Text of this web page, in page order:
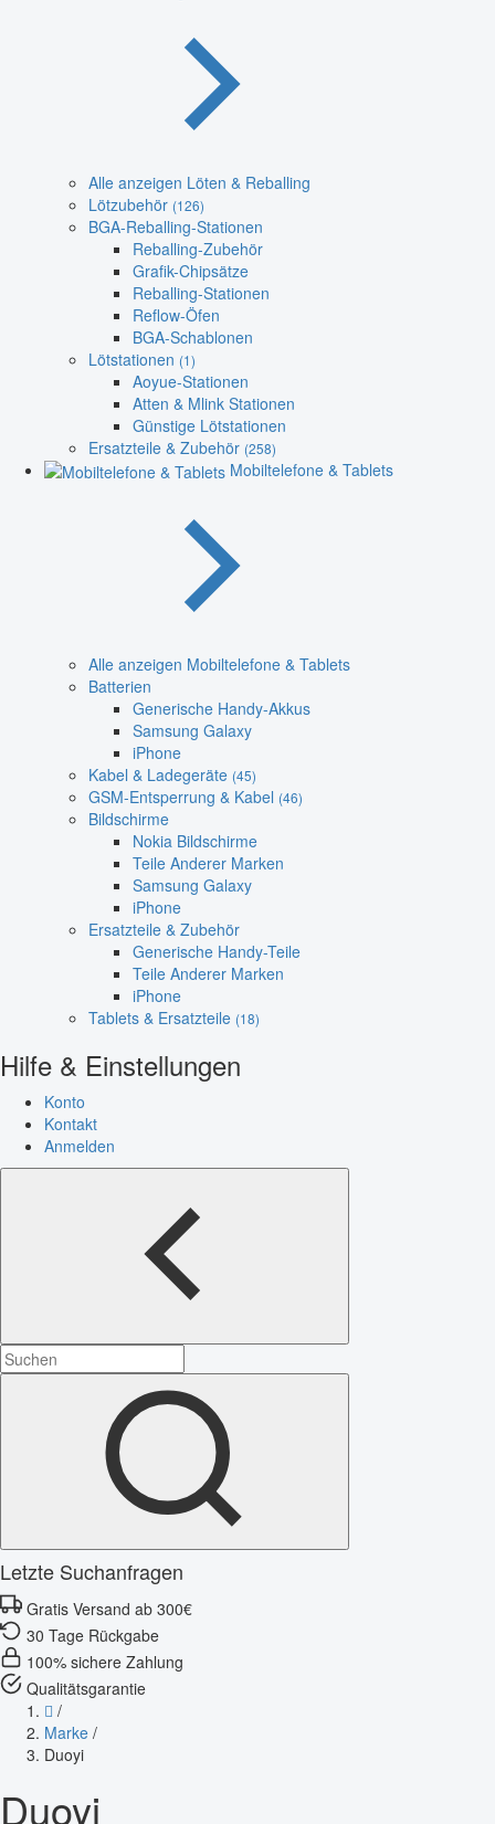
Alle anzeigen Löten & Reballing
Lötzubehör (126)
BGA-Reballing-Stationen
Reballing-Zubehör
Grafik-Chipsätze
Reballing-Stationen
Reflow-Öfen
BGA-Schablonen
Lötstationen (1)
Aoyue-Stationen
Atten & Mlink Stationen
Günstige Lötstationen
Ersatzteile & Zubehör (258)
Mobiltelefone & Tablets
Alle anzeigen Mobiltelefone & Tablets
Batterien
Generische Handy-Akkus
Samsung Galaxy
iPhone
Kabel & Ladegeräte (45)
GSM-Entsperrung & Kabel (46)
Bildschirme
Nokia Bildschirme
Teile Anderer Marken
Samsung Galaxy
iPhone
Ersatzteile & Zubehör
Generische Handy-Teile
Teile Anderer Marken
iPhone
Tablets & Ersatzteile (18)
Hilfe & Einstellungen
Konto
Kontakt
Anmelden
Letzte Suchanfragen
Gratis Versand ab 300€
30 Tage Rückgabe
100% sichere Zahlung
Qualitätsgarantie
/
Marke /
Duoyi
Duoyi